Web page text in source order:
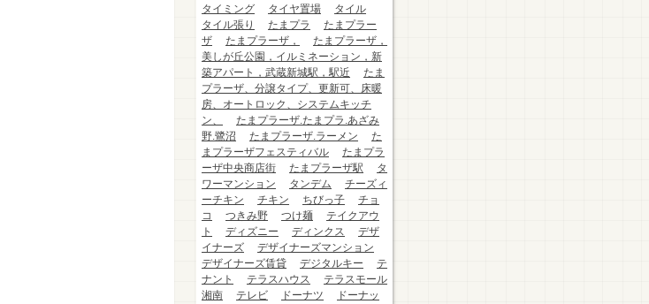
タイミング
タイヤ置場
タイル
タイル張り
たまプラ
たまプラー
ザ
たまプラーザ，
たまプラーザ，
美しが丘公園，イルミネーション，新
築アパート，武蔵新城駅，駅近
たま
プラーザ、分譲タイプ、更新可、床暖
房、オートロック、システムキッチ
ン、
たまプラーザ.たまプラ.あざみ
野.鷺沼
たまプラーザ.ラーメン
た
まプラーザフェスティバル
たまプラ
ーザ中央商店街
たまプラーザ駅
タ
ワーマンション
タンデム
チーズィ
ーチキン
チキン ちびっ子
チョ
コ
つきみ野 つけ麺
テイクアウ
ト
ディズニー ディンクス
デザ
イナーズ
デザイナーズマンション
デザイナーズ賃貸
デジタルキー
テ
ナント
テラスハウス
テラスモール
湘南
テレビ ドーナツ
ドーナッ